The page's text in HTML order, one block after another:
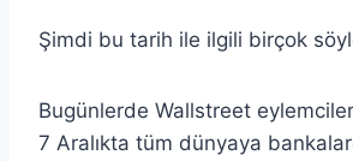
Şimdi bu tarih ile ilgili birçok
Bugünlerde Wallstreet
7 Aralıkta tüm dünyaya